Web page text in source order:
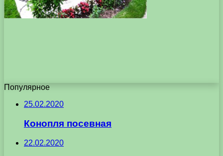
Популярное
25.02.2020
Конопля посевная
22.02.2020